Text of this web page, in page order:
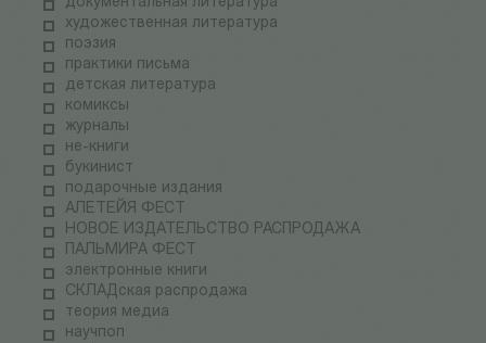
художественная литература
поэзия
практики письма
детская литература
комиксы
журналы
не-книги
букинист
подарочные издания
АЛЕТЕЙЯ ФЕСТ
НОВОЕ ИЗДАТЕЛЬСТВО РАСПРОДАЖА
ПАЛЬМИРА ФЕСТ
электронные книги
СКЛАДская распродажа
теория медиа
научпоп